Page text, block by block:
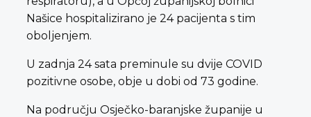
Našice hospitalizirano je 24 pacijenta s tim
oboljenjem.
U zadnja 24 sata preminule su dvije COVID
pozitivne osobe, obje u dobi od 73 godine.
Na području Osječko-baranjske županije u